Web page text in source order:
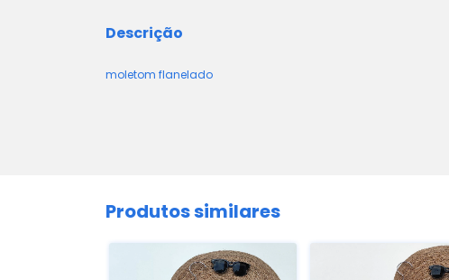
Descrição
moletom flanelado
Produtos similares